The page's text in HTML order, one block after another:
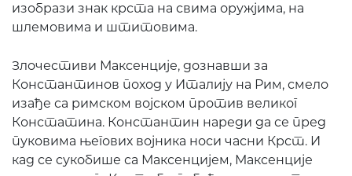
изобрази знак крста на свима оружјима, на
шлемовима и штитовима.
Злочестиви Максенције, дознавши за
Константинов поход у Италију на Рим, смело
изађе са римском војском против великог
Констатина. Константин нареди да се пред
пуковима његових војника носи часни Крст. И
кад се сукобише са Максенцијем, Максенције